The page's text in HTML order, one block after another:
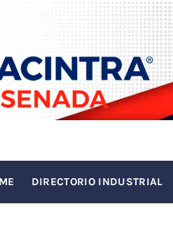
industria
DIRECTORIO INDUSTRIAL